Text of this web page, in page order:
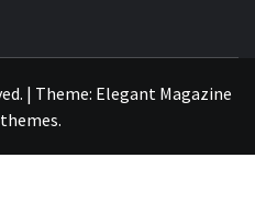
| Theme: Elegant Magazine
.